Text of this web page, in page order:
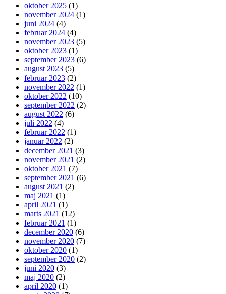
oktober 2025 (1)
november 2024 (1)
juni 2024 (4)
februar 2024 (4)
november 2023 (5)
oktober 2023 (1)
september 2023 (6)
august 2023 (5)
februar 2023 (2)
november 2022 (1)
oktober 2022 (10)
september 2022 (2)
august 2022 (6)
juli 2022 (4)
februar 2022 (1)
januar 2022 (2)
december 2021 (3)
november 2021 (2)
oktober 2021 (7)
september 2021 (6)
august 2021 (2)
maj 2021 (1)
april 2021 (1)
marts 2021 (12)
februar 2021 (1)
december 2020 (6)
november 2020 (7)
oktober 2020 (1)
september 2020 (2)
juni 2020 (3)
maj 2020 (2)
april 2020 (1)